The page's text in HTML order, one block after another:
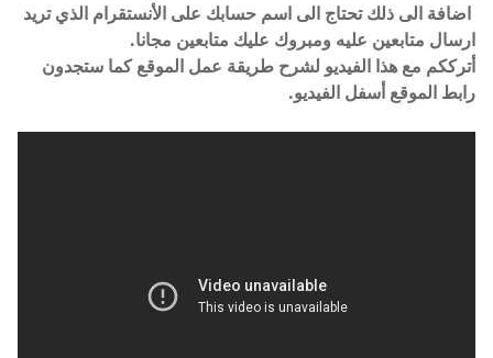
اضافة الى ذلك تحتاج الى اسم حسابك على الأنستقرام الذي تريد
ارسال متابعين عليه ومبروك عليك متابعين مجانا.
أترككم مع هذا الفيديو لشرح طريقة عمل الموقع كما ستجدون
رابط الموقع أسفل الفيديو.